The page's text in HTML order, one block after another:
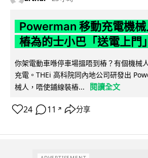
Powerman 移動充電機
樁為的士小巴「送電上門」
你架電動車喺停車場搵唔到樁？有個機械
充電。THEi 高科院同內地公司研發出
械人，唔使鋪線裝樁...
閱讀全文
24 11 ↗ 分享